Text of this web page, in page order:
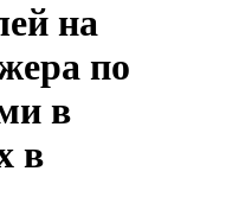
на
по
в
в